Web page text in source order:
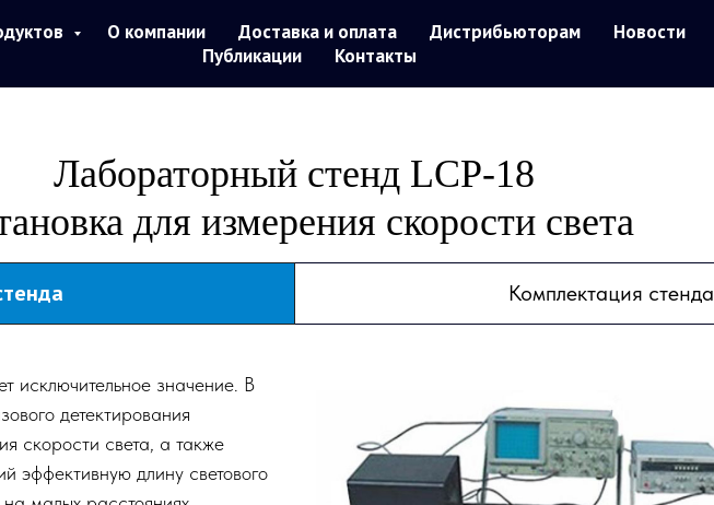
О компании Доставка и оплата Дистрибьюторам
Новости
Публикации
Контакты
Лабораторный стенд LCP-18
для измерения скорости света
Комплектация стенда
исключительное значение. В
детектирования
скорости света, а также
эффективную длину светового